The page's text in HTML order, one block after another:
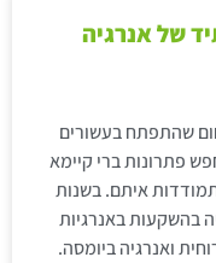
של אנרגיה
שהתפתח בעשורים
פתרונות ברי קיימא
איתם. בשנות
בהשקעות באנרגיות
ואנרגיה ביומסה.